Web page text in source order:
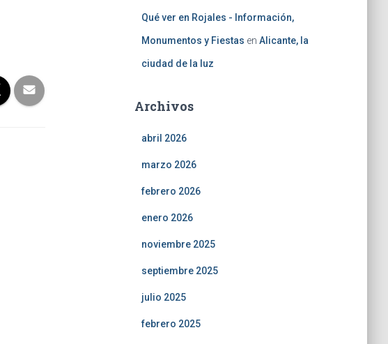
Qué ver en Rojales - Información,
Monumentos y Fiestas en Alicante, la
ciudad de la luz
Archivos
abril 2026
marzo 2026
febrero 2026
enero 2026
noviembre 2025
septiembre 2025
julio 2025
febrero 2025